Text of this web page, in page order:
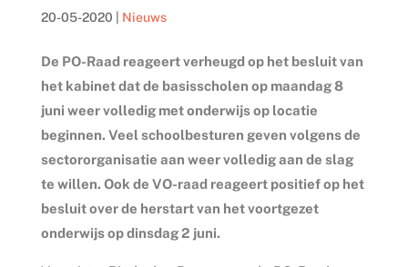
20-05-2020 Nieuws
De PO-Raad reageert verheugd op het besluit van
het kabinet dat de basisscholen op maandag 8
juni weer volledig met onderwijs op locatie
beginnen. Veel schoolbesturen geven volgens de
sectororganisatie aan weer volledig aan de slag
te willen. Ook de VO-raad reageert positief op het
besluit over de herstart van het voortgezet
onderwijs op dinsdag 2 juni.